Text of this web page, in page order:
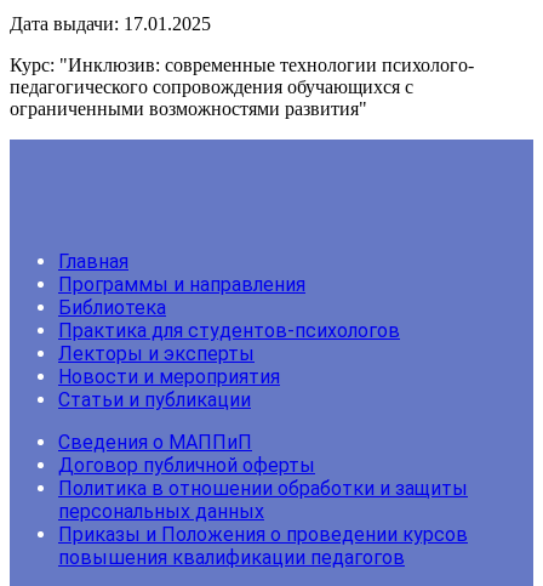
Дата выдачи: 17.01.2025
Курс: "Инклюзив: современные технологии психолого-
педагогического сопровождения обучающихся с
ограниченными возможностями развития"
Главная
Программы и направления
Библиотека
Практика для студентов-психологов
Лекторы и эксперты
Новости и мероприятия
Статьи и публикации
Сведения о МАППиП
Договор публичной оферты
Политика в отношении обработки и защиты
персональных данных
Приказы и Положения о проведении курсов
повышения квалификации педагогов